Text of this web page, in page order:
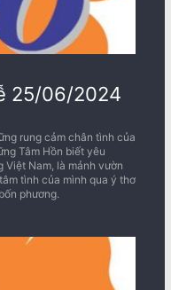
25/06/2024
rung cảm chân tình của
Tâm Hồn biết yêu
Việt Nam, là mảnh vườn
tình của mình qua ý thơ
phương.